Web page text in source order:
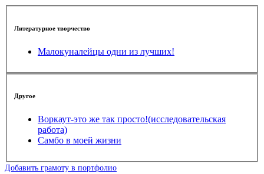
Литературное творчество
Малокуналейцы одни из лучших!
Другое
Воркаут-это же так просто!(исследовательская
работа)
Самбо в моей жизни
Добавить грамоту в портфолио